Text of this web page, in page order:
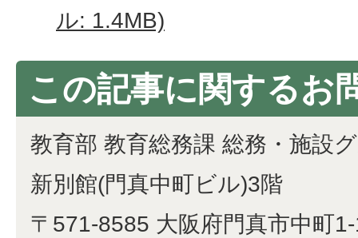
ル: 1.4MB)
この記事に関するお
教育部 教育総務課 総務・施設
新別館(門真中町ビル)3階
〒571-8585 大阪府門真市中町